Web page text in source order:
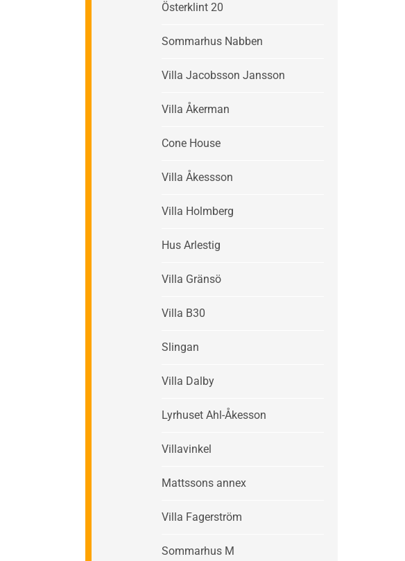
Österklint 20
Sommarhus Nabben
Villa Jacobsson Jansson
Villa Åkerman
Cone House
Villa Åkessson
Villa Holmberg
Hus Arlestig
Villa Gränsö
Villa B30
Slingan
Villa Dalby
Lyrhuset Ahl-Åkesson
Villavinkel
Mattssons annex
Villa Fagerström
Sommarhus M